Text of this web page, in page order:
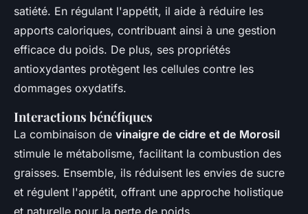
satiété. En régulant l'appétit, il aide à réduire les
apports caloriques, contribuant ainsi à une gestion
efficace du poids. De plus, ses propriétés
antioxydantes protègent les cellules contre les
dommages oxydatifs.
Interactions bénéfiques
La combinaison de vinaigre de cidre et de Morosil
stimule le métabolisme, facilitant la combustion des
graisses. Ensemble, ils réduisent les envies de sucre
et régulent l'appétit, offrant une approche holistique